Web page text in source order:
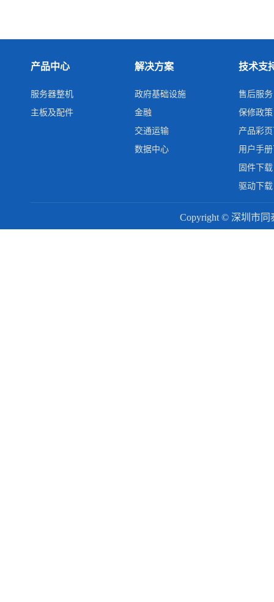
产品中心
服务器整机
主板及配件
解决方案
政府基础设施
金融
交通运输
数据中心
技术支
售后服务
保修政策
产品彩
用户手
固件下载
驱动下载
Copyright © 深圳市同